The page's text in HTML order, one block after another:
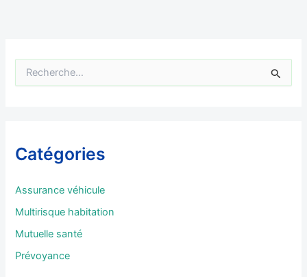
e
c
r
Catégories
Assurance véhicule
Multirisque habitation
Mutuelle santé
Prévoyance